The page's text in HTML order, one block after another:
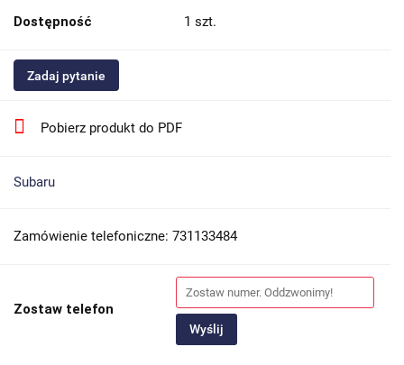
Dostępność 1 szt.
Zadaj pytanie
Pobierz produkt do PDF
Subaru
Zamówienie telefoniczne: 731133484
Zostaw telefon
Wyślij